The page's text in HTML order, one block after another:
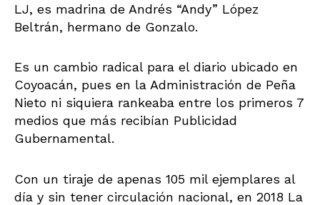
LJ, es madrina de Andrés “Andy” López
Beltrán, hermano de Gonzalo.
Es un cambio radical para el diario ubicado en
Coyoacán, pues en la Administración de Peña
Nieto ni siquiera rankeaba entre los primeros 7
medios que más recibían Publicidad
Gubernamental.
Con un tiraje de apenas 105 mil ejemplares al
día y sin tener circulación nacional, en 2018 La